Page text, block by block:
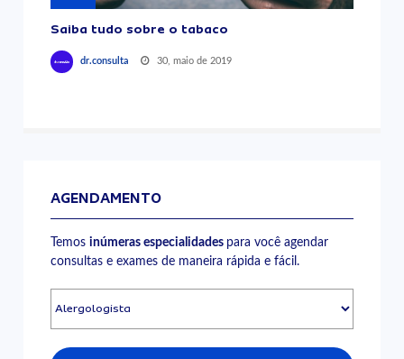
Saiba tudo sobre o tabaco
dr.consulta 30, maio de 2019
AGENDAMENTO
Temosinúmeras especialidades para você agendar
consultas e exames de maneira rápida e fácil.